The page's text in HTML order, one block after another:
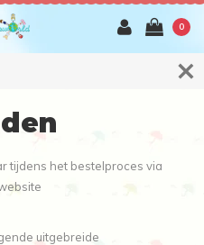
0
tijdens het bestelproces via
uitgebreide